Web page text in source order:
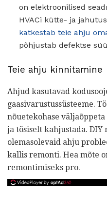
on elektroonilised
HVACi kütte- ja
katkestab teie ahju
põhjustab defektse
Teie ahju kinnitamine
Ahjud kasutavad
gaasivarustussüsteeme.
nõuetekohase
ja tõsiselt kahjustada.
olemasolevaid ahju
kallis remonti. Hea mõte
remontimiseks pro.